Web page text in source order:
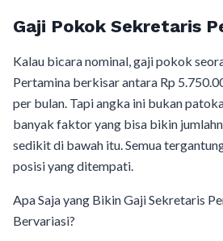
Gaji Pokok Sekretaris
Kalau bicara nominal, gaji pokok
Pertamina berkisar antara Rp
per bulan. Tapi angka ini bukan
banyak faktor yang bisa bikin
sedikit di bawah itu. Semua
posisi yang ditempati.
Apa Saja yang Bikin Gaji Sekretaris
Bervariasi?